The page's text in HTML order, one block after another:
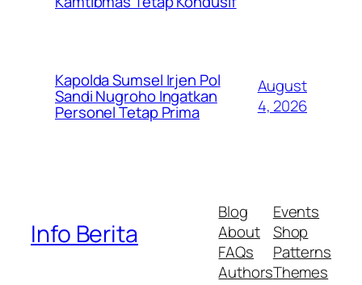
Kapolda Sumsel Irjen Pol
Sandi Nugroho Ingatkan
Personel Tetap Prima
August
4, 2026
Info Berita
Blog
About
FAQs
Authors
Events
Shop
Patterns
Themes